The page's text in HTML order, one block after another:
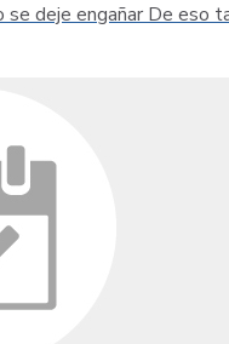
se deje engañar De eso